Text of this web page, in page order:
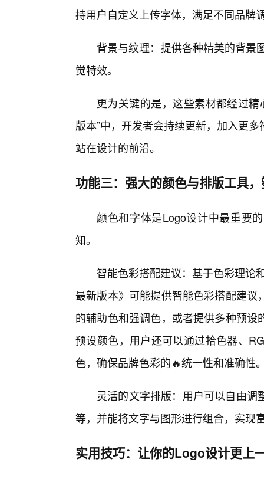
持用户自定义上传字体，满足不同品牌
背景与纹理：提供各种精美的背景
觉特效。
更为关键的是，这些素材都经过
版本”中，开发者会持续更新，加入更
站在设计的前沿。
功能三：强大的颜色与排版工具
颜色和字体是Logo设计中最重要
知。
智能色彩搭配建议：基于色彩理论
最新版本》可能提供智能色彩搭配建
的辅助色和强调色，或者提供多种预
预设颜色，用户还可以通过拾色器、
色，确保品牌色彩的🔥统一性和准确性
灵活的文字排版：用户可以自由
等，并能将文字与图形进行组合，实现
实用技巧：让你的Logo设计更上